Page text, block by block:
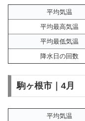
平均気温
平均最高気温
平均最低気温
降水日の回数
駒ヶ根市｜4月
平均気温